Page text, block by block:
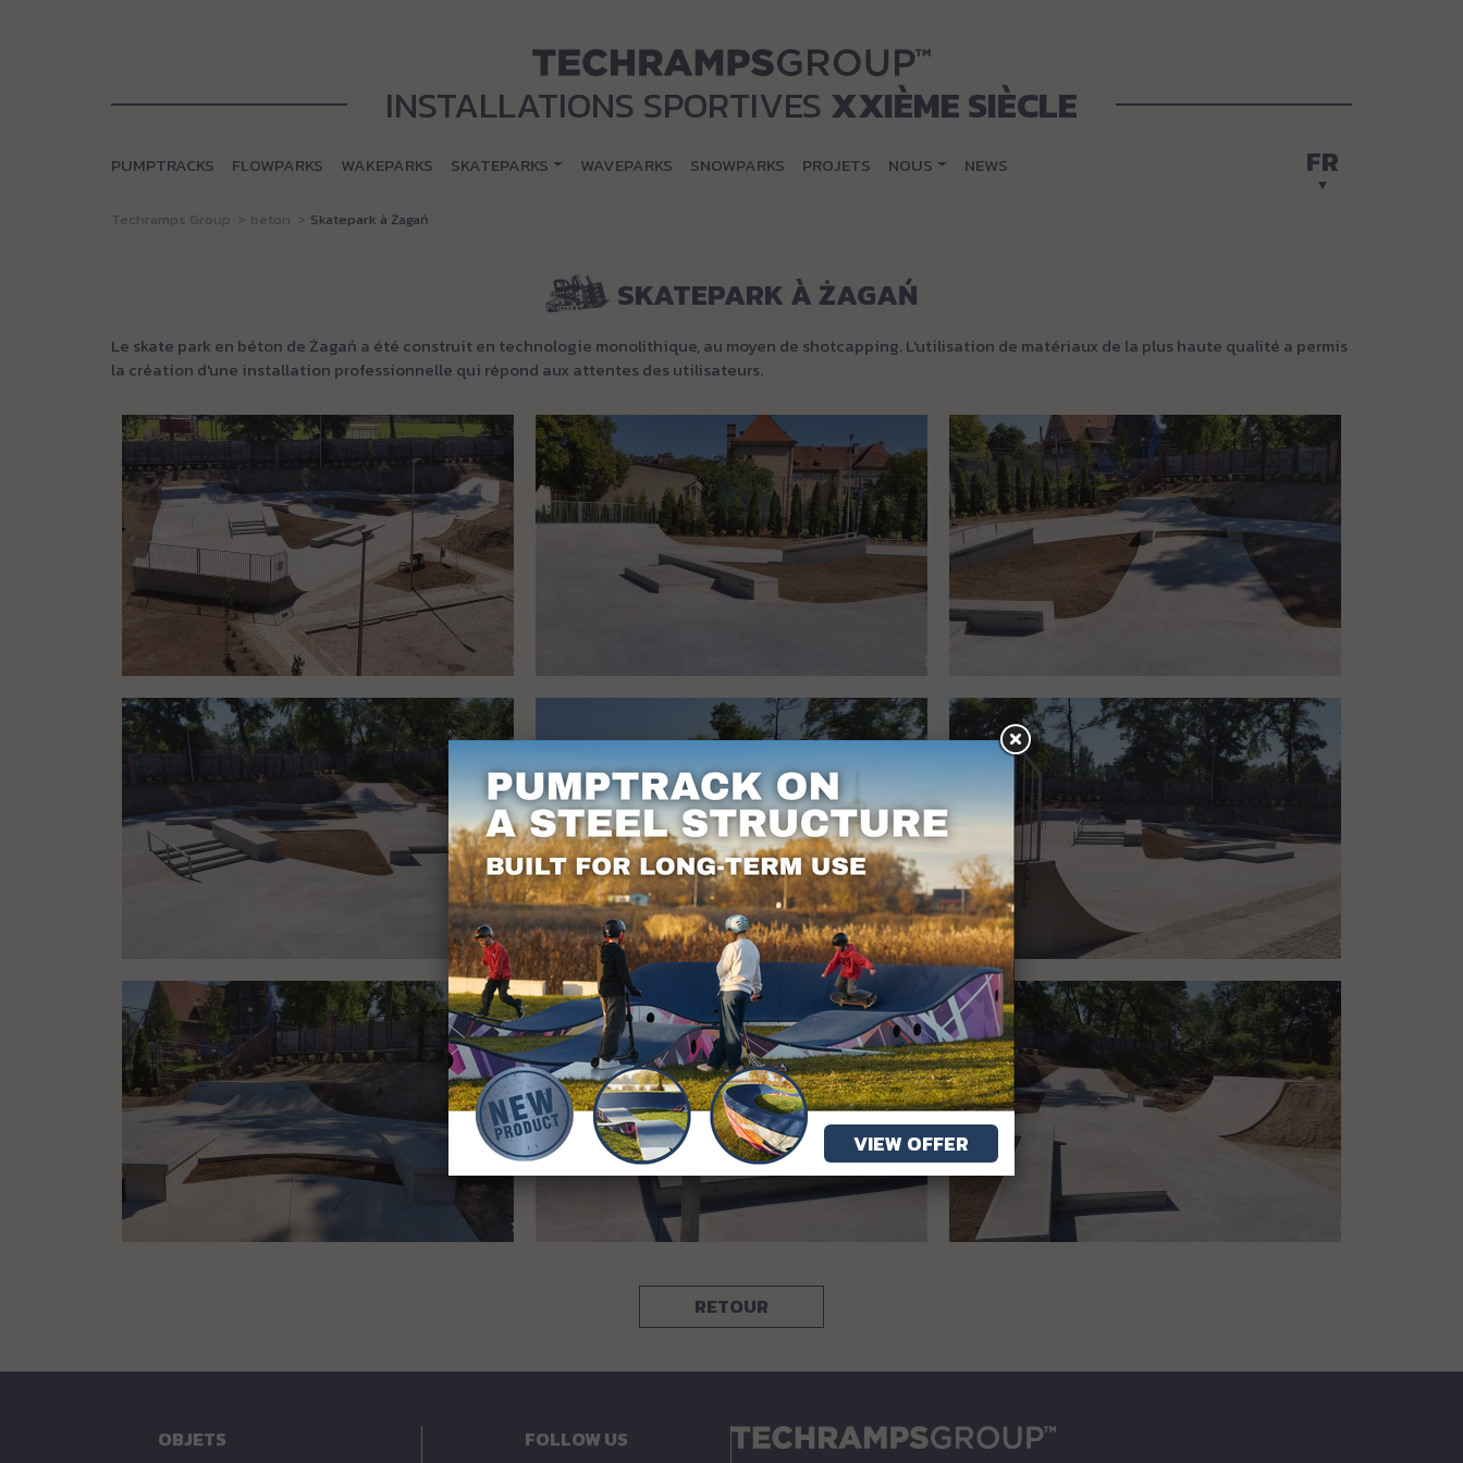
INSTALLATIONS SPORTIVES XXIÈME SIÈCLE
PUMPTRACKS FLOWPARKS WAKEPARKS SKATEPARKS WAVEPARKS SNOWPARKS PROJETS NOUS NEWS FR
Techramps Group béton Skatepark à Żagań
SKATEPARK À ŻAGAŃ
Le skate park en béton de Żagań a été construit en technologie monolithique, au moyen de shotcapping. L'utilisation de matériaux de la plus haute qualité a permis
la création d'une installation professionnelle qui répond aux attentes des utilisateurs.
RETOUR
OBJETS FOLLOW US
VIEW OFFER